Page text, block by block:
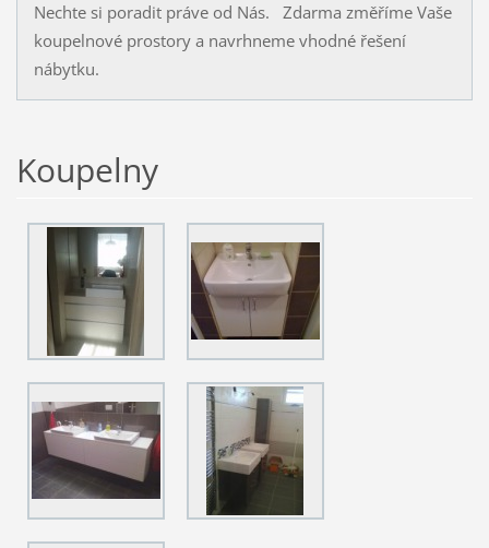
Nechte si poradit práve od Nás. Zdarma změříme Vaše
koupelnové prostory a navrhneme vhodné řešení
nábytku.
Koupelny